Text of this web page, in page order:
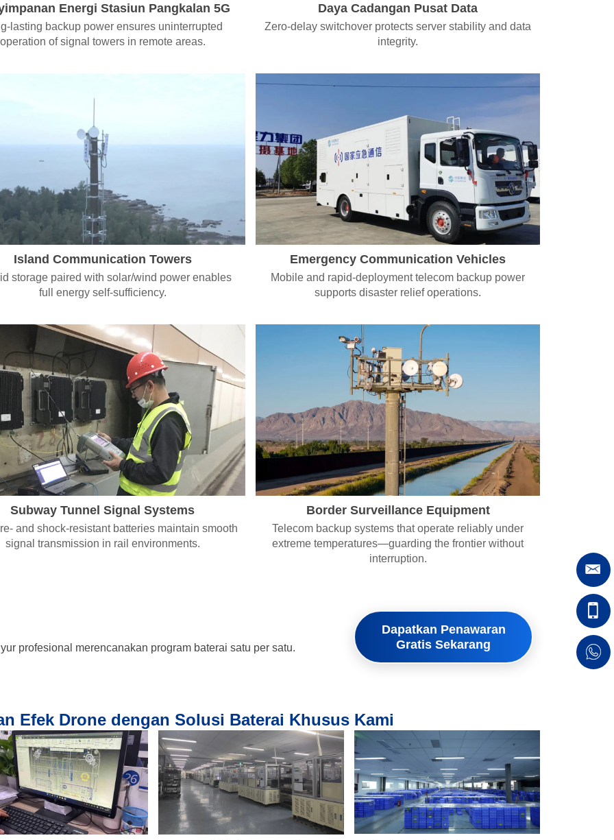
Energi Stasiun Pangkalan 5G
lasting backup power ensures uninterrupted
operation of signal towers in remote areas.
Daya Cadangan Pusat Data
Zero-delay switchover protects server stability and data
integrity.
Island Communication Towers
storage paired with solar/wind power enables
full energy self-sufficiency.
Emergency Communication Vehicles
Mobile and rapid-deployment telecom backup power
supports disaster relief operations.
Subway Tunnel Signal Systems
and shock-resistant batteries maintain smooth
signal transmission in rail environments.
Border Surveillance Equipment
Telecom backup systems that operate reliably under
extreme temperatures—guarding the frontier without
interruption.
profesional merencanakan program baterai satu per satu.
Dapatkan Penawaran
Gratis Sekarang
Efek Drone dengan Solusi Baterai Khusus Kami